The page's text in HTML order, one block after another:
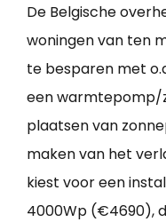
De Belgische
woningen van ten
te besparen met
een warmtepomp/
plaatsen van
maken van het
kiest voor een
4000Wp (€4690),